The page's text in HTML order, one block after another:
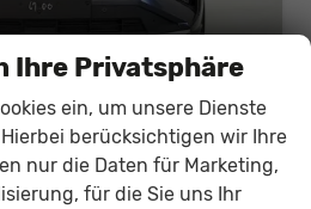
Style - LAGER
Tage Fahrzeug mit Tageszulassung
Ihre Privatsphäre
ein, um unsere Dienste
berücksichtigen wir Ihre
nur die Daten für Marketing,
für die Sie uns Ihr